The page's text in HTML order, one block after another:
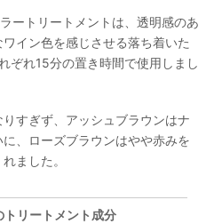
ートリートメントは、透明感のあ
イン色を感じさせる落ち着いた
ぞれ15分の置き時間で使用しまし
すぎず、アッシュブラウンはナ
、ローズブラウンはやや赤みを
ました。
リートメント成分